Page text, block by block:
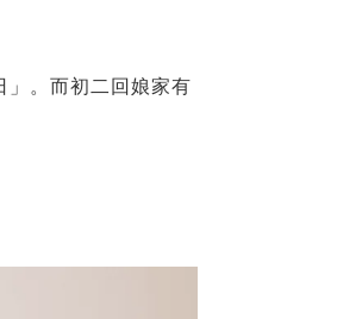
」。而初二回娘家有